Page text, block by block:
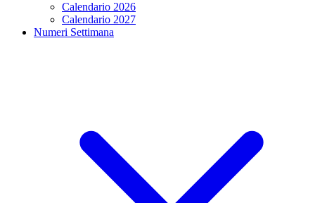
Calendario 2026
Calendario 2027
Numeri Settimana